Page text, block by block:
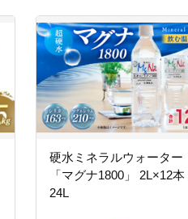
硬水ミネラルウォーター
「マグナ1800」 2L×12本
24L